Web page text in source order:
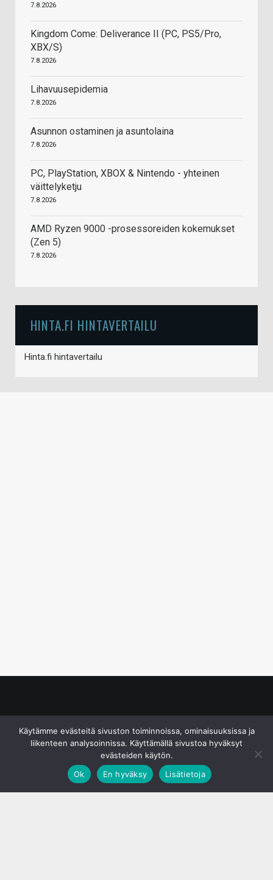
7.8.2026
Kingdom Come: Deliverance II (PC, PS5/Pro,
XBX/S)
7.8.2026
Lihavuusepidemia
7.8.2026
Asunnon ostaminen ja asuntolaina
7.8.2026
PC, PlayStation, XBOX & Nintendo - yhteinen
väittelyketju
7.8.2026
AMD Ryzen 9000 -prosessoreiden kokemukset
(Zen 5)
7.8.2026
HINTA.FI HINTAVERTAILU
Hinta.fi hintavertailu
Käytämme evästeitä sivuston toiminnoissa, ominaisuuksissa ja
liikenteen analysoinnissa. Käyttämällä sivustoa hyväksyt
evästeiden käytön.
Ok
En hyväksy Lisätietoja